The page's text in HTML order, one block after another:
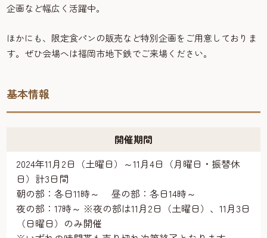
企画など幅広く活躍中。
ほかにも、限定食パンの販売など特別企画をご用意しておりま
す。ぜひ会場へは福岡市地下鉄でご来場ください。
基本情報
開催期間
2024年11月2日（土曜日）～11月4日（月曜日・振替休
日）計3日間
朝の部：各日11時～ 昼の部：各日14時～
夜の部：17時～ ※夜の部は11月2日（土曜日）、11月3日
（日曜日）のみ開催